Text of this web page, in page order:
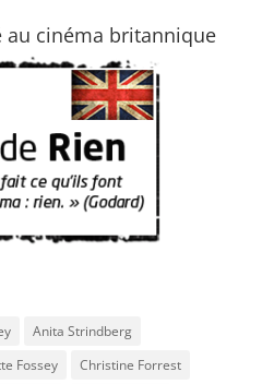
au cinéma britannique
Anita Strindberg
Fossey
Christine Forrest